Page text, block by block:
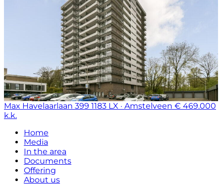
Max Havelaarlaan 399 1183 LX · Amstelveen € 469.000
k.k.
Home
Media
In the area
Documents
Offering
About us